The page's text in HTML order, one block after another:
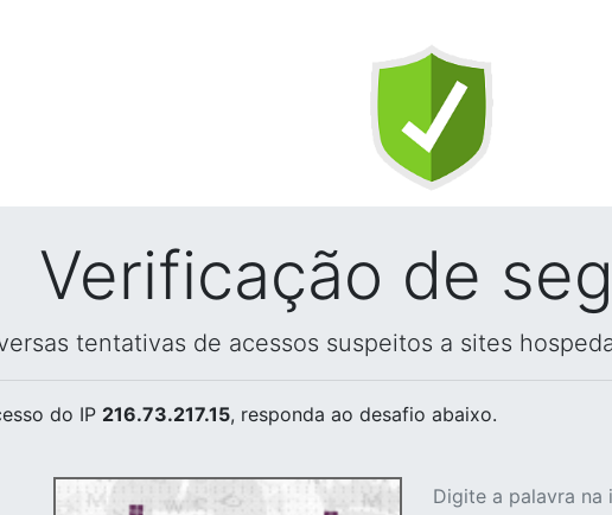
Verificação de
tentativas de acessos suspeitos a sites
do IP 216.73.217.15, responda ao desafio abaixo.
Digite a palavra na